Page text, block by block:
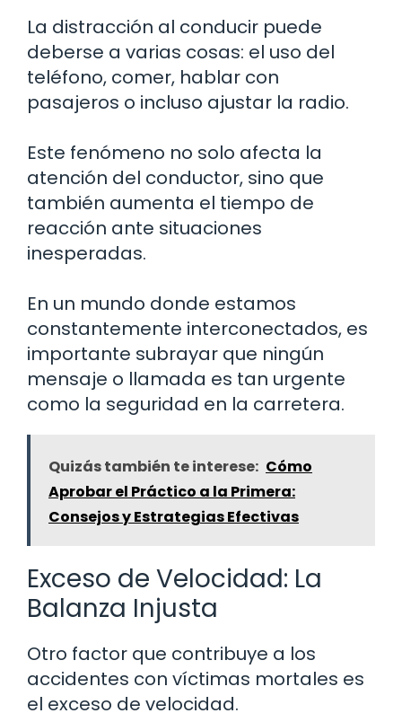
La distracción al conducir puede
deberse a varias cosas: el uso del
teléfono, comer, hablar con
pasajeros o incluso ajustar la radio.
Este fenómeno no solo afecta la
atención del conductor, sino que
también aumenta el tiempo de
reacción ante situaciones
inesperadas.
En un mundo donde estamos
constantemente interconectados, es
importante subrayar que ningún
mensaje o llamada es tan urgente
como la seguridad en la carretera.
Quizás también te interese: Cómo
Aprobar el Práctico a la Primera:
Consejos y Estrategias Efectivas
Exceso de Velocidad: La
Balanza Injusta
Otro factor que contribuye a los
accidentes con víctimas mortales es
el exceso de velocidad.